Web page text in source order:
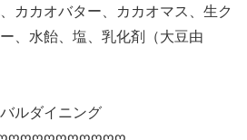
カカオバター、カカオマス、生ク
、水飴、塩、乳化剤（大豆由
ルダイニング